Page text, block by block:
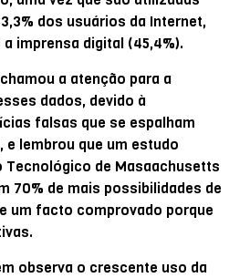
dos usuários da Internet,
imprensa digital (45,4%).
a atenção para a
dados, devido à
falsas que se espalham
e lembrou que um estudo
de Masaachusetts
70% de mais possibilidades de
um facto comprovado porque
observa o crescente uso da